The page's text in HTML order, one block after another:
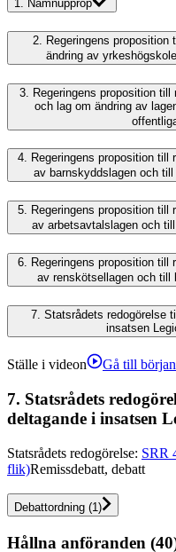
1. Namnupprop
2. Regeringens
ändring av
3. Regeringens proposition
och lag om ändring av
4. Regeringens proposition till
av barnskyddslagen och
5. Regeringens proposition till
av arbetsavtalslagen och
6.
Regeringens proposition till
av renskötsellagen och till
7. Statsrådets redogörelse
insatsen
Ställe i videon Gå till
7. Statsrådets
deltagande i insatsen
Statsrådets redogörelse: SRR
flik)Remissdebatt, debatt
Debattordning (1)
Hållna anföranden